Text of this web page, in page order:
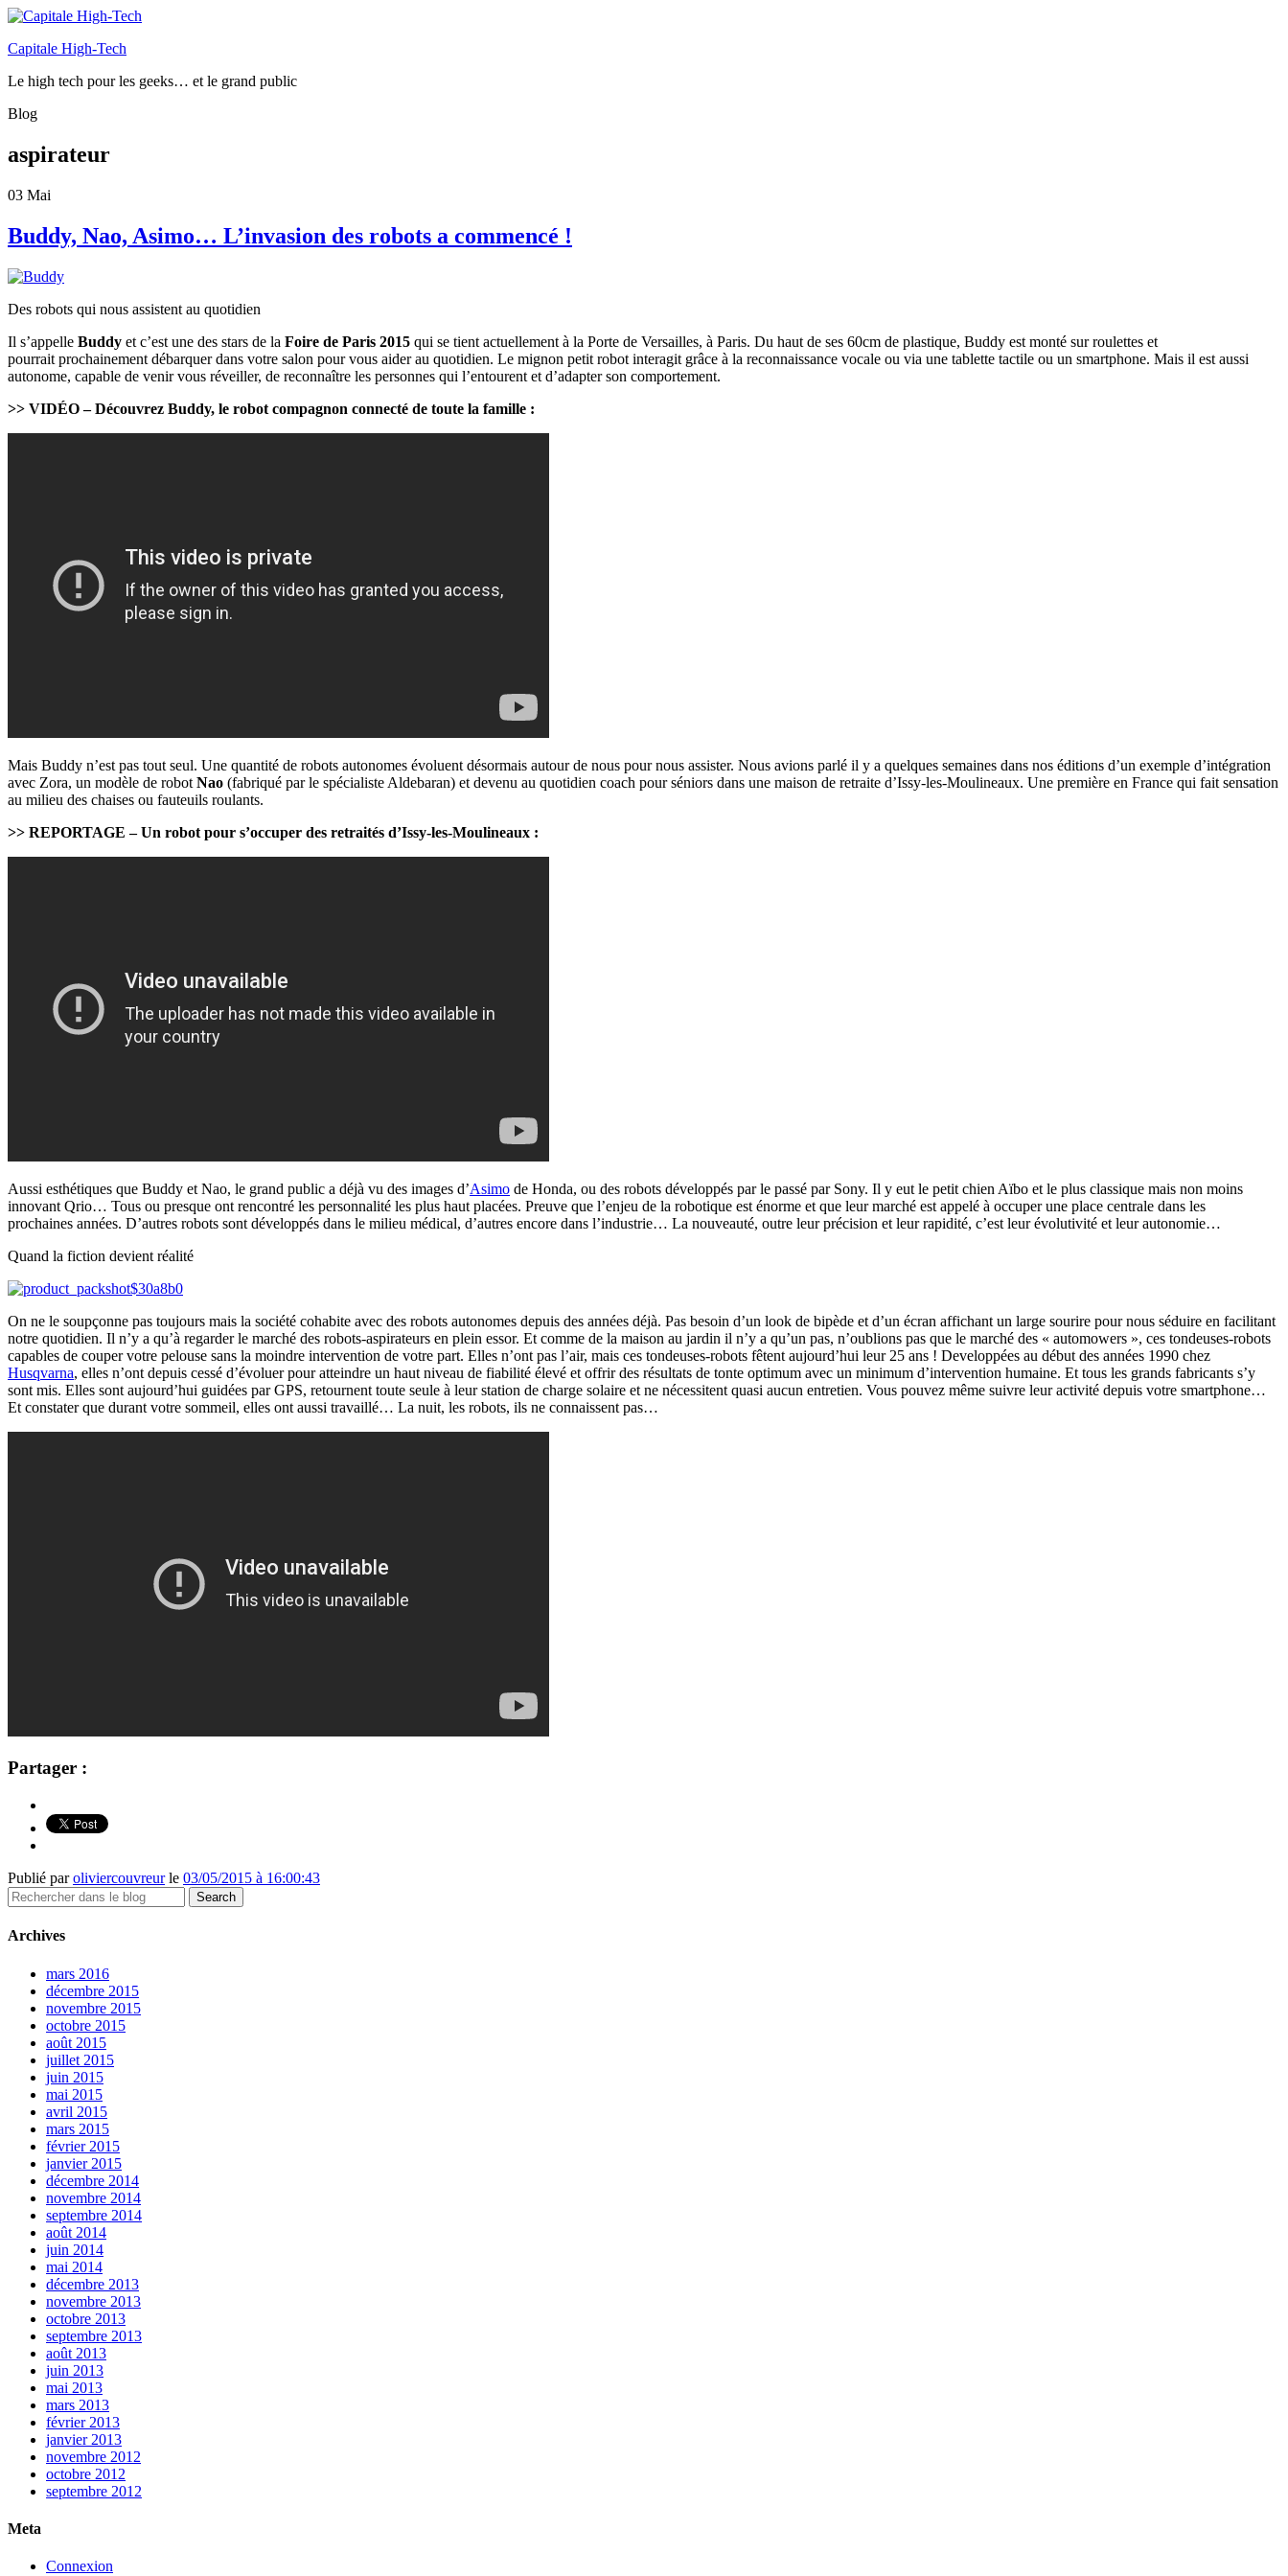
Capitale High-Tech
Le high tech pour les geeks… et le grand public
Blog
aspirateur
03 Mai
Buddy, Nao, Asimo… L’invasion des robots a commencé !
Des robots qui nous assistent au quotidien
Il s’appelle Buddy et c’est une des stars de la Foire de Paris 2015 qui se tient actuellement à la Porte de Versailles, à Paris. Du haut de ses 60cm de plastique, Buddy est monté sur roulettes et
pourrait prochainement débarquer dans votre salon pour vous aider au quotidien. Le mignon petit robot interagit grâce à la reconnaissance vocale ou via une tablette tactile ou un smartphone. Mais il est aussi
autonome, capable de venir vous réveiller, de reconnaître les personnes qui l’entourent et d’adapter son comportement.
>> VIDÉO – Découvrez Buddy, le robot compagnon connecté de toute la famille :
Mais Buddy n’est pas tout seul. Une quantité de robots autonomes évoluent désormais autour de nous pour nous assister. Nous avions parlé il y a quelques semaines dans nos éditions d’un exemple d’intégration
avec Zora, un modèle de robot Nao (fabriqué par le spécialiste Aldebaran) et devenu au quotidien coach pour séniors dans une maison de retraite d’Issy-les-Moulineaux. Une première en France qui fait sensation
au milieu des chaises ou fauteuils roulants.
>> REPORTAGE – Un robot pour s’occuper des retraités d’Issy-les-Moulineaux :
Aussi esthétiques que Buddy et Nao, le grand public a déjà vu des images d’Asimo de Honda, ou des robots développés par le passé par Sony. Il y eut le petit chien Aïbo et le plus classique mais non moins
innovant Qrio… Tous ou presque ont rencontré les personnalité les plus haut placées. Preuve que l’enjeu de la robotique est énorme et que leur marché est appelé à occuper une place centrale dans les
prochaines années. D’autres robots sont développés dans le milieu médical, d’autres encore dans l’industrie… La nouveauté, outre leur précision et leur rapidité, c’est leur évolutivité et leur autonomie…
Quand la fiction devient réalité
On ne le soupçonne pas toujours mais la société cohabite avec des robots autonomes depuis des années déjà. Pas besoin d’un look de bipède et d’un écran affichant un large sourire pour nous séduire en facilitant
notre quotidien. Il n’y a qu’à regarder le marché des robots-aspirateurs en plein essor. Et comme de la maison au jardin il n’y a qu’un pas, n’oublions pas que le marché des « automowers », ces tondeuses-robots
capables de couper votre pelouse sans la moindre intervention de votre part. Elles n’ont pas l’air, mais ces tondeuses-robots fêtent aujourd’hui leur 25 ans ! Developpées au début des années 1990 chez
Husqvarna, elles n’ont depuis cessé d’évoluer pour atteindre un haut niveau de fiabilité élevé et offrir des résultats de tonte optimum avec un minimum d’intervention humaine. Et tous les grands fabricants s’y
sont mis. Elles sont aujourd’hui guidées par GPS, retournent toute seule à leur station de charge solaire et ne nécessitent quasi aucun entretien. Vous pouvez même suivre leur activité depuis votre smartphone…
Et constater que durant votre sommeil, elles ont aussi travaillé… La nuit, les robots, ils ne connaissent pas…
Partager :
Publié paroliviercouvreurle 03/05/2015 à 16:00:43
Archives
mars 2016
décembre 2015
novembre 2015
octobre 2015
août 2015
juillet 2015
juin 2015
mai 2015
avril 2015
mars 2015
février 2015
janvier 2015
décembre 2014
novembre 2014
septembre 2014
août 2014
juin 2014
mai 2014
décembre 2013
novembre 2013
octobre 2013
septembre 2013
août 2013
juin 2013
mai 2013
mars 2013
février 2013
janvier 2013
novembre 2012
octobre 2012
septembre 2012
Meta
Connexion